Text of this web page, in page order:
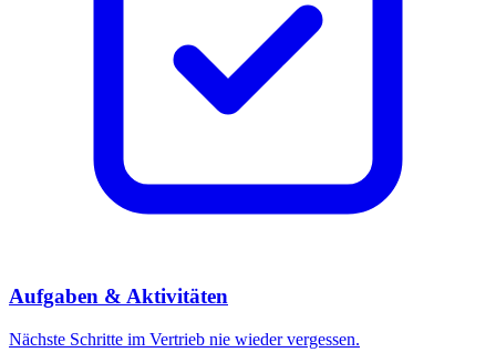
Aufgaben & Aktivitäten
Nächste Schritte im Vertrieb nie wieder vergessen.